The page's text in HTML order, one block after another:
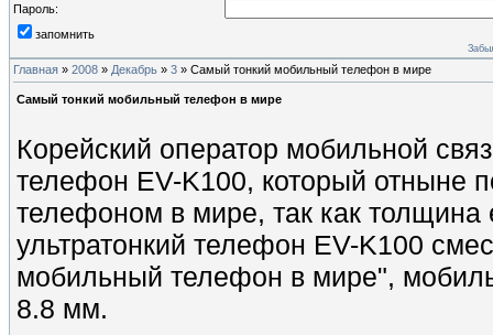
Пароль:
запомнить
Главная » 2008 » Декабрь » 3 » Cамый тонкий мобильный телефон в мире
Cамый тонкий мобильный телефон в мире
Корейский оператор мобильной
телефон EV-K100, который отныне
телефоном в мире, так как толщина
ультратонкий телефон EV-K100
мобильный телефон в мире",
8.8 мм.